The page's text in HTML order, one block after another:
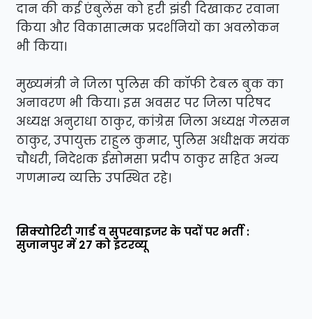
दान की कई एंबुलेंस को हरी झंडी दिखाकर रवाना
किया और विकासात्मक प्रदर्शनियों का अवलोकन
भी किया।
मुख्यमंत्री ने जिला पुलिस की कॉफी टेबल बुक का
अनावरण भी किया। इस अवसर पर जिला परिषद
अध्यक्ष अनुराधा ठाकुर, कांग्रेस जिला अध्यक्ष गेलसन
ठाकुर, उपायुक्त राहुल कुमार, पुलिस अधीक्षक मयंक
चौधरी, निदेशक ईसोमसा प्रदीप ठाकुर सहित अन्य
गणमान्य व्यक्ति उपस्थित रहे।
सिक्योरिटी गार्ड व सुपरवाइजर के पदों पर भर्ती :
सुजानपुर में 27 को इंटरव्यू